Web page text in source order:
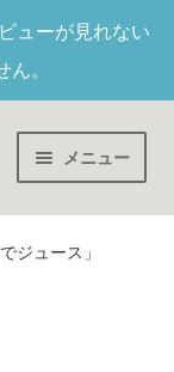
ューが見れない
。
メニュー
ジュース」